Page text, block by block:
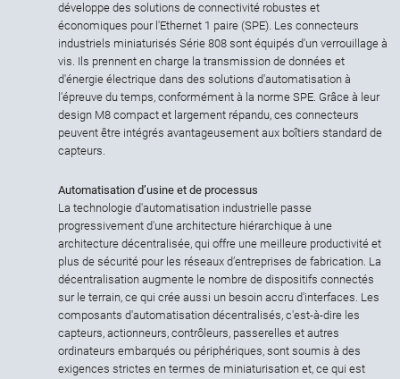
développe des solutions de connectivité robustes et
économiques pour l'Ethernet 1 paire (SPE). Les connecteurs
industriels miniaturisés Série 808 sont équipés d'un verrouillage à
vis. Ils prennent en charge la transmission de données et
d'énergie électrique dans des solutions d'automatisation à
l'épreuve du temps, conformément à la norme SPE. Grâce à leur
design M8 compact et largement répandu, ces connecteurs
peuvent être intégrés avantageusement aux boîtiers standard de
capteurs.
Automatisation d’usine et de processus
La technologie d'automatisation industrielle passe
progressivement d'une architecture hiérarchique à une
architecture décentralisée, qui offre une meilleure productivité et
plus de sécurité pour les réseaux d’entreprises de fabrication. La
décentralisation augmente le nombre de dispositifs connectés
sur le terrain, ce qui crée aussi un besoin accru d'interfaces. Les
composants d'automatisation décentralisés, c'est-à-dire les
capteurs, actionneurs, contrôleurs, passerelles et autres
ordinateurs embarqués ou périphériques, sont soumis à des
exigences strictes en termes de miniaturisation et, ce qui est